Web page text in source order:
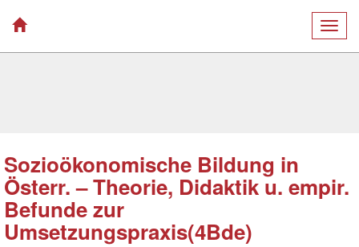
Sozioökonomische Bildung in
Österr. – Theorie, Didaktik u. empir.
Befunde zur
Umsetzungspraxis(4Bde)